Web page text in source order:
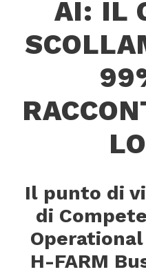
AI: IL
Il punto di
di
H-FARM